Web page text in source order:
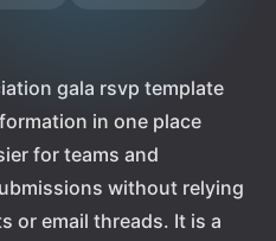
gala rsvp template
in one place
for teams and
without relying
or email threads. It is a